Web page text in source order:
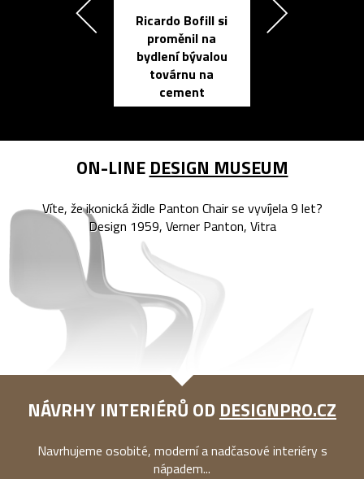
Ricardo Bofill si
proměnil na
bydlení bývalou
továrnu na
cement
ON-LINE DESIGN MUSEUM
Víte, že ikonická židle Panton Chair se vyvíjela 9 let?
Design 1959, Verner Panton, Vitra
NÁVRHY INTERIÉRŮ OD DESIGNPRO.CZ
Navrhujeme osobité, moderní a nadčasové interiéry s
nápadem...